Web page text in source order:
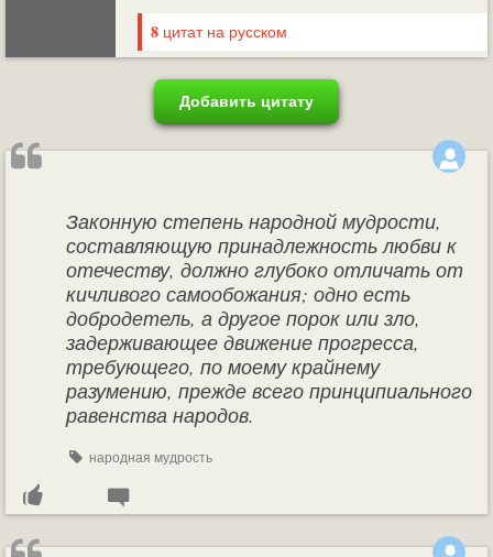
8 цитат на русском
Добавить цитату
Законную степень народной мудрости,
составляющую принадлежность любви к
отечеству, должно глубоко отличать от
кичливого самообожания; одно есть
добродетель, а другое порок или зло,
задерживающее движение прогресса,
требующего, по моему крайнему
разумению, прежде всего принципиального
равенства народов.
народная мудрость